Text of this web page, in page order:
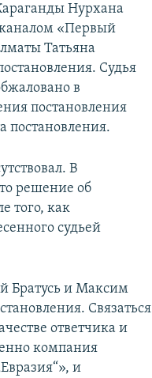
Нурхана
«Первый
Татьяна
Судья
в
постановления
постановления.
В
решение об
того, как
судьей
Братусь и Максим
Связаться
ответчика и
компания
и